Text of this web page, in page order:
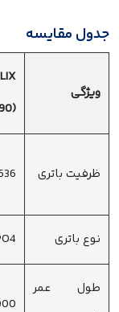
جدول مقایسه
ویژگی
ظرفیت باتری 1536
نوع باتری
طول عمر